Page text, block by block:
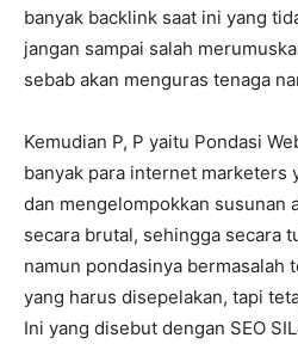
banyak backlink saat ini yang
jangan sampai salah
sebab akan menguras tenaga
Kemudian P, P yaitu Pondasi
banyak para internet marketers
dan mengelompokkan susunan
secara brutal, sehingga secara
namun pondasinya bermasalah
yang harus disepelakan, tapi
Ini yang disebut dengan SEO